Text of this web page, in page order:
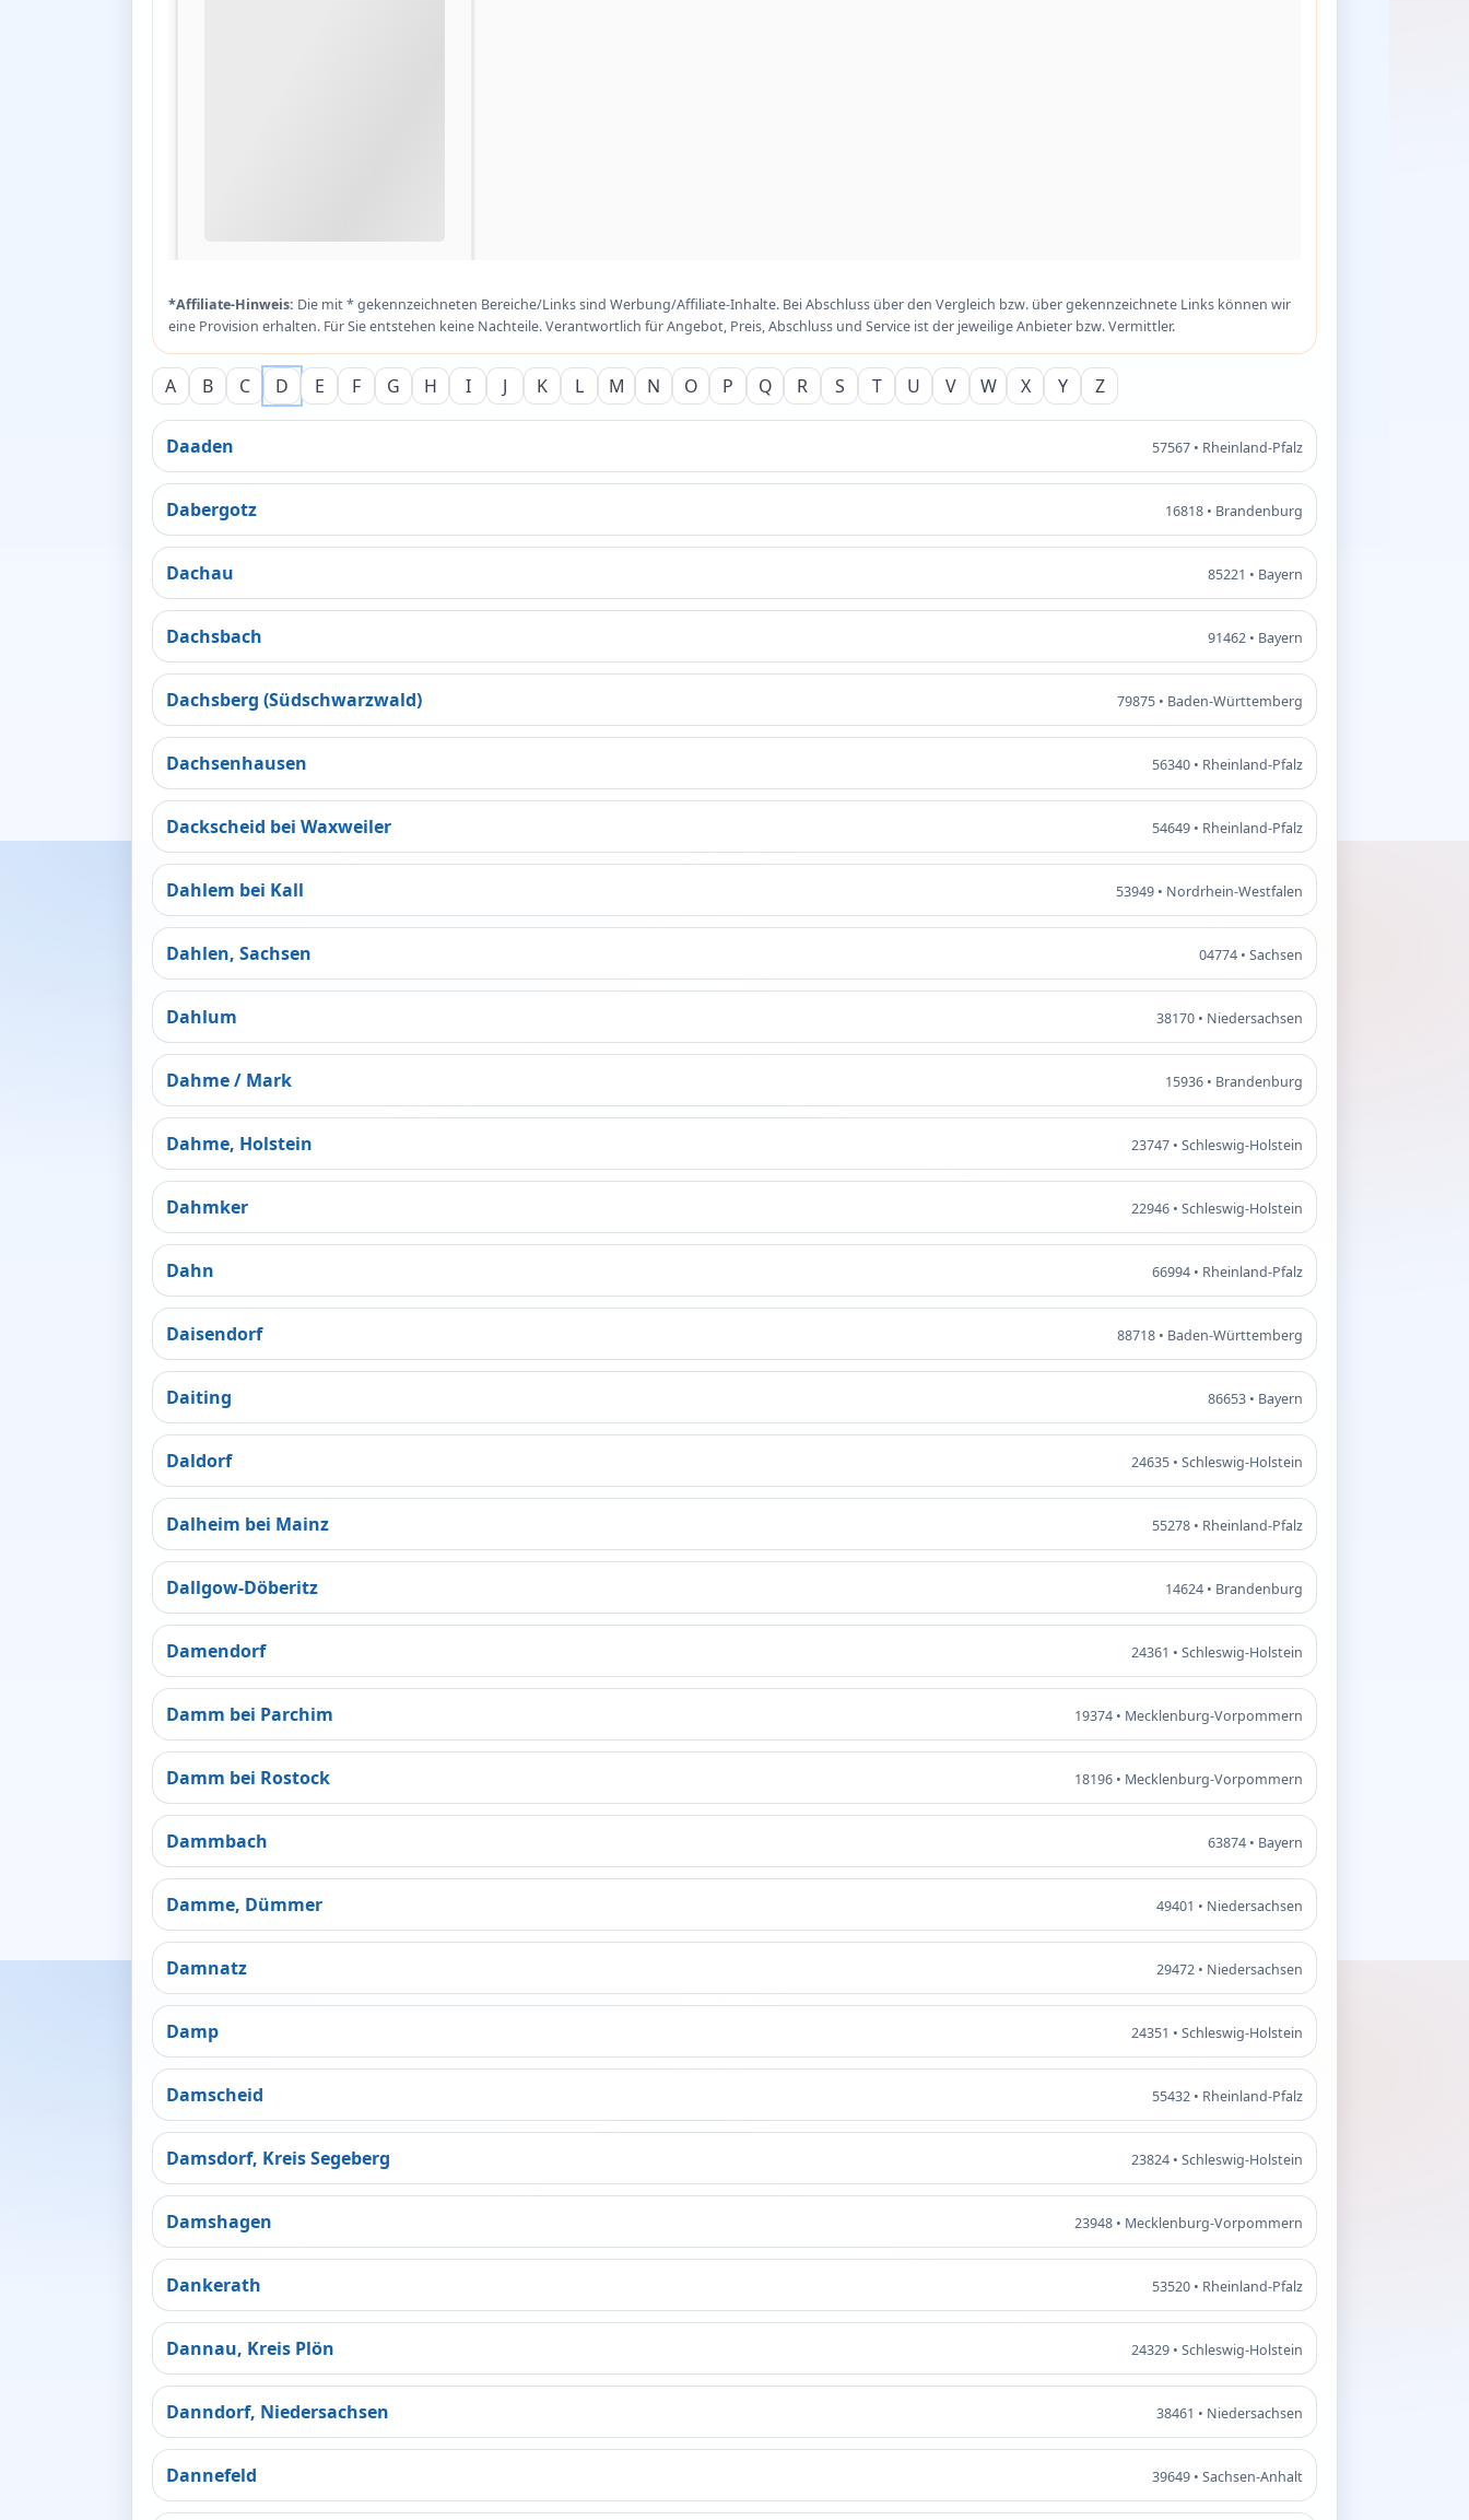
*Affiliate-Hinweis: Die mit * gekennzeichneten Bereiche/Links sind Werbung/Affiliate-Inhalte. Bei Abschluss über den Vergleich bzw. über gekennzeichnete Links können wir
eine Provision erhalten. Für Sie entstehen keine Nachteile. Verantwortlich für Angebot, Preis, Abschluss und Service ist der jeweilige Anbieter bzw. Vermittler.
A B C D E F G H I J K L M N O P Q R S T U V W X Y Z
Daaden 57567 • Rheinland-Pfalz
Dabergotz 16818 • Brandenburg
Dachau 85221 • Bayern
Dachsbach 91462 • Bayern
Dachsberg (Südschwarzwald) 79875 • Baden-Württemberg
Dachsenhausen 56340 • Rheinland-Pfalz
Dackscheid bei Waxweiler 54649 • Rheinland-Pfalz
Dahlem bei Kall 53949 • Nordrhein-Westfalen
Dahlen, Sachsen 04774 • Sachsen
Dahlum 38170 • Niedersachsen
Dahme / Mark 15936 • Brandenburg
Dahme, Holstein 23747 • Schleswig-Holstein
Dahmker 22946 • Schleswig-Holstein
Dahn 66994 • Rheinland-Pfalz
Daisendorf 88718 • Baden-Württemberg
Daiting 86653 • Bayern
Daldorf 24635 • Schleswig-Holstein
Dalheim bei Mainz 55278 • Rheinland-Pfalz
Dallgow-Döberitz 14624 • Brandenburg
Damendorf 24361 • Schleswig-Holstein
Damm bei Parchim 19374 • Mecklenburg-Vorpommern
Damm bei Rostock 18196 • Mecklenburg-Vorpommern
Dammbach 63874 • Bayern
Damme, Dümmer 49401 • Niedersachsen
Damnatz 29472 • Niedersachsen
Damp 24351 • Schleswig-Holstein
Damscheid 55432 • Rheinland-Pfalz
Damsdorf, Kreis Segeberg 23824 • Schleswig-Holstein
Damshagen 23948 • Mecklenburg-Vorpommern
Dankerath 53520 • Rheinland-Pfalz
Dannau, Kreis Plön 24329 • Schleswig-Holstein
Danndorf, Niedersachsen 38461 • Niedersachsen
Dannefeld 39649 • Sachsen-Anhalt